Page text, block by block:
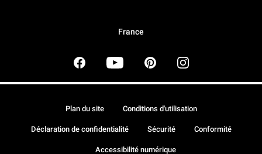
France
Plan du site Conditions d'utilisation
Déclaration de confidentialité Sécurité Conformité
Accessibilité numérique